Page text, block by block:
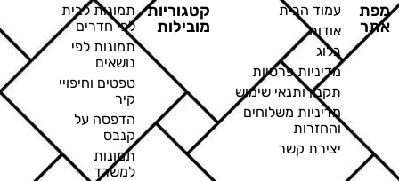
מפת
אתר
עמוד הבית
אודות
בלוג
מדיניות פרטיות
תקנון ותנאי שימוש
מדיניות משלוחים
והחזרות
יצירת קשר
קטגוריות
מובילות
תמונות לבית
לפי חדרים
תמונות לפי
נושאים
טפטים וחיפויי
קיר
הדפסה על
קנבס
תמונות
למשרד